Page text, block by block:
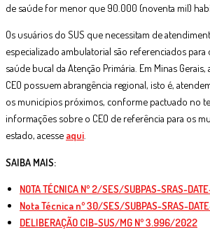
de saúde for menor que 90.000 (noventa mil)
Os usuários do SUS que necessitam de
especializado ambulatorial são referenciados para
saúde bucal da Atenção Primária. Em Minas
CEO possuem abrangência regional, isto é,
os municípios próximos, conforme pactuado no
informações sobre o CEO de referência para os
estado, acesse aqui
SAIBA MAIS:
NOTA TÉCNICA Nº 2/SES/SUBPAS-SRAS-
Nota Técnica nº 30/SES/SUBPAS-SRAS-
DELIBERAÇÃO CIB-SUS/MG Nº 3.996/2022